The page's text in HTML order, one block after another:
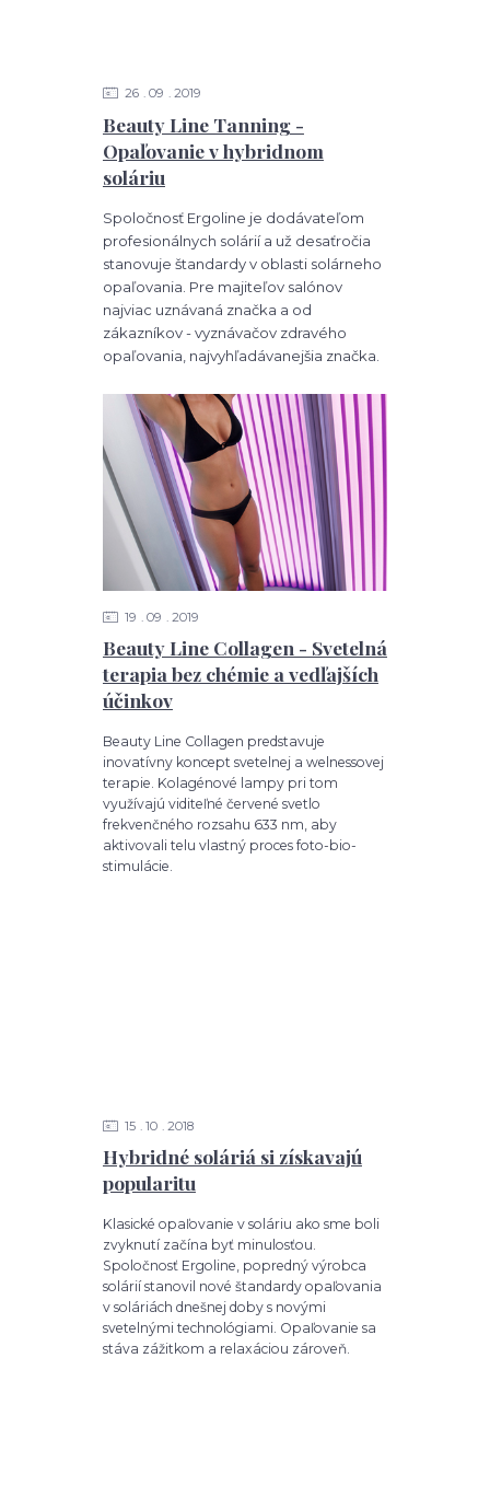
Beauty Line Tanning -
Opaľovanie v hybridnom
soláriu
26 09 2019
Spoločnosť Ergoline je dodávateľom
profesionálnych solárií a už desaťročia
stanovuje štandardy v oblasti solárneho
opaľovania. Pre majiteľov salónov
najviac uznávaná značka a od
zákazníkov - vyznávačov zdravého
opaľovania, najvyhľadávanejšia značka.
Beauty Line Collagen - Svetelná
terapia bez chémie a vedľajších
účinkov
19 09 2019
Beauty Line Collagen predstavuje
inovatívny koncept svetelnej a welnessovej
terapie. Kolagénové lampy pri tom
využívajú viditeľné červené svetlo
frekvenčného rozsahu 633 nm, aby
aktivovali telu vlastný proces foto-bio-
stimulácie.
Hybridné soláriá si získavajú
popularitu
15 10 2018
Klasické opaľovanie v soláriu ako sme boli
zvyknutí začína byť minulosťou.
Spoločnosť Ergoline, popredný výrobca
solárií stanovil nové štandardy opaľovania
v soláriách dnešnej doby s novými
svetelnými technológiami. Opaľovanie sa
stáva zážitkom a relaxáciou zároveň.